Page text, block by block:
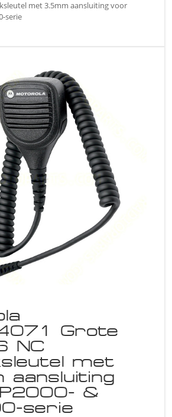
met 3.5mm aansluiting voor
serie
Grote
NC
met
aansluiting
&
serie